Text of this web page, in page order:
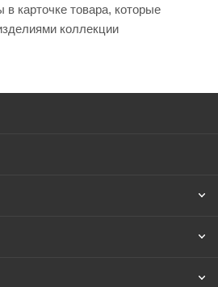
в карточке товара, которые
коллекции